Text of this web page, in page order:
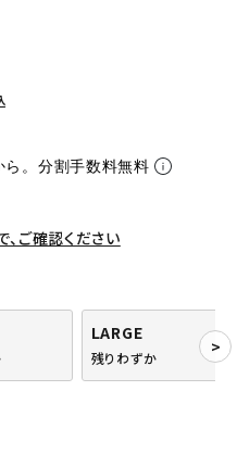
ら。分割手数料無料
ご確認ください
LARGE
残りわずか